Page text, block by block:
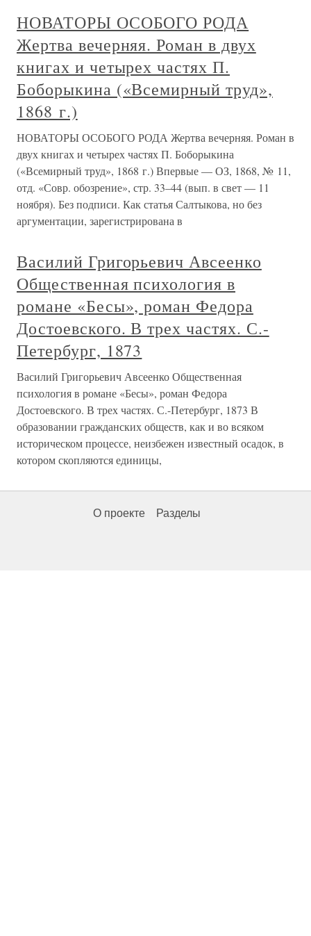
НОВАТОРЫ ОСОБОГО РОДА
Жертва вечерняя. Роман в двух
книгах и четырех частях П.
Боборыкина («Всемирный труд»,
1868 г.)
НОВАТОРЫ ОСОБОГО РОДА Жертва вечерняя. Роман в
двух книгах и четырех частях П. Боборыкина
(«Всемирный труд», 1868 г.) Впервые — ОЗ, 1868, № 11,
отд. «Совр. обозрение», стр. 33–44 (вып. в свет — 11
ноября). Без подписи. Как статья Салтыкова, но без
аргументации, зарегистрирована в
Василий Григорьевич Авсеенко
Общественная психология в
романе «Бесы», роман Федора
Достоевского. В трех частях. С.-
Петербург, 1873
Василий Григорьевич Авсеенко Общественная
психология в романе «Бесы», роман Федора
Достоевского. В трех частях. С.-Петербург, 1873 В
образовании гражданских обществ, как и во всяком
историческом процессе, неизбежен известный осадок, в
котором скопляются единицы,
О проекте Разделы